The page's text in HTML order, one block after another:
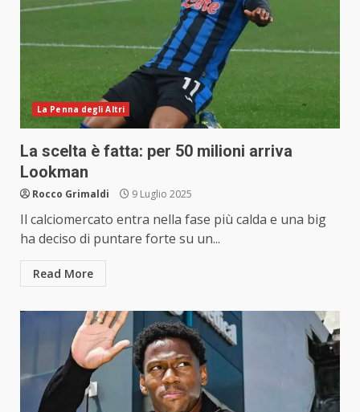
La Penna degli Altri
La scelta è fatta: per 50 milioni arriva
Lookman
Rocco Grimaldi 9 Luglio 2025
Il calciomercato entra nella fase più calda e una big
ha deciso di puntare forte su un...
Read More